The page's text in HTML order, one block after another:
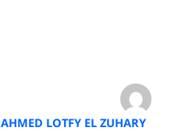
AHMED LOTFY EL ZUHARY